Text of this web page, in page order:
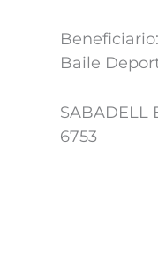
Baile
SABADELL
6753